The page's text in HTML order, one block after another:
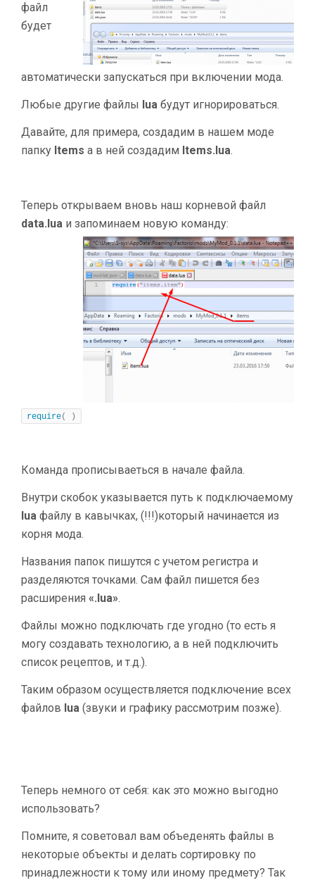
файл
будет
автоматически запускаться при включении мода.
Любые другие файлы lua будут игнорироваться.
Давайте, для примера, создадим в нашем моде
папку Items а в ней создадим Items.lua.
Теперь открываем вновь наш корневой файл
data.lua и запоминаем новую команду:
require( )
Команда прописываеться в начале файла.
Внутри скобок указывается путь к подключаемому
lua файлу в кавычках, (!!!)который начинается из
корня мода.
Названия папок пишутся с учетом регистра и
разделяются точками. Сам файл пишется без
расширения «.lua».
Файлы можно подключать где угодно (то есть я
могу создавать технологию, а в ней подключить
список рецептов, и т.д.).
Таким образом осуществляется подключение всех
файлов lua (звуки и графику рассмотрим позже).
Теперь немного от себя: как это можно выгодно
использовать?
Помните, я советовал вам объеденять файлы в
некоторые объекты и делать сортировку по
принадлежности к тому или иному предмету? Так